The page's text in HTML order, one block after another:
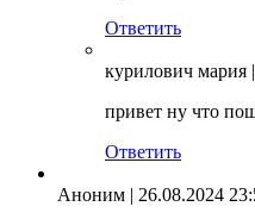
Ответить
курилович мария
привет ну что
Ответить
Аноним | 26.08.2024